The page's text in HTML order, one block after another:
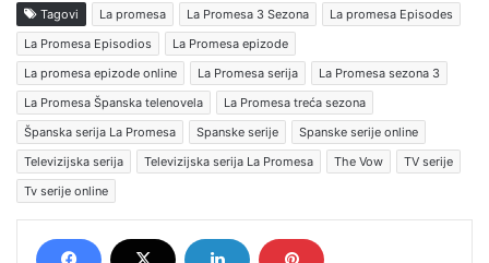
Tagovi La promesa La Promesa 3 Sezona
La promesa Episodes
La Promesa Episodios
La Promesa epizode
La promesa epizode online
La Promesa serija
La Promesa sezona 3
La Promesa Španska telenovela
La Promesa treća sezona
Španska serija La Promesa
Spanske serije
Spanske serije online
Televizijska serija
Televizijska serija La Promesa The Vow
TV serije
Tv serije online